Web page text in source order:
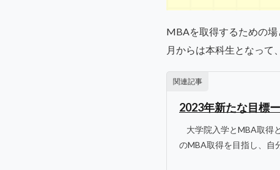
MBAを取得するための
月からは本科生となって
関連記事
2023年新たな目標
大学院入学とMBA取得
のMBA取得を目指し、自